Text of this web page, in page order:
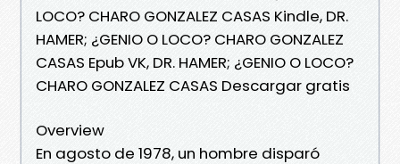
LOCO? CHARO GONZALEZ CASAS Kindle, DR.
HAMER; ¿GENIO O LOCO? CHARO GONZALEZ
CASAS Epub VK, DR. HAMER; ¿GENIO O LOCO?
CHARO GONZALEZ CASAS Descargar gratis
Overview
En agosto de 1978, un hombre disparó